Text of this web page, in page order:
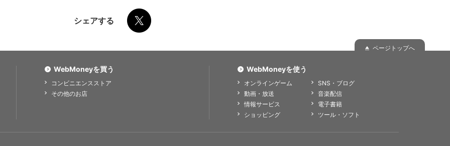
シェアする
ページトップへ
WebMoneyを買う
コンビニエンスストア
その他のお店
WebMoneyを使う
オンラインゲーム
SNS・ブログ
動画・放送
音楽配信
情報サービス
電子書籍
ショッピング
ツール・ソフト